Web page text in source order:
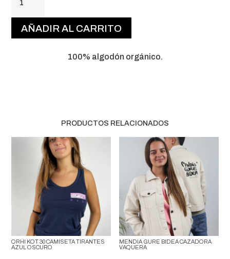
URA
CAMISETA
MANGA
CORTA
AÑADIR AL CARRITO
100% algodón orgánico.
PRODUCTOS RELACIONADOS
ORHI KOT 30 CAMISETA TIRANTES
AZUL OSCURO
MENDIA GURE BIDEA CAZADORA
VAQUERA